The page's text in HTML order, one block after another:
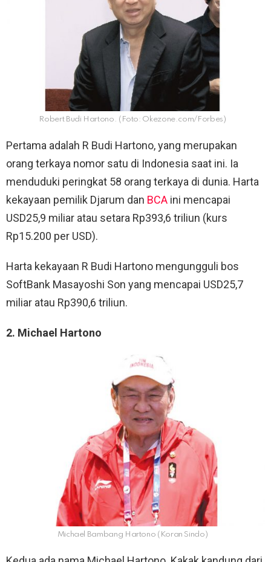
Robert Budi Hartono. (Foto: Okezone.com/Forbes)
Pertama adalah R Budi Hartono, yang merupakan
orang terkaya nomor satu di Indonesia saat ini. Ia
menduduki peringkat 58 orang terkaya di dunia. Harta
kekayaan pemilik Djarum dan BCA ini mencapai
USD25,9 miliar atau setara Rp393,6 triliun (kurs
Rp15.200 per USD).
Harta kekayaan R Budi Hartono mengungguli bos
SoftBank Masayoshi Son yang mencapai USD25,7
miliar atau Rp390,6 triliun.
2. Michael Hartono
Michael Bambang Hartono (Koran Sindo)